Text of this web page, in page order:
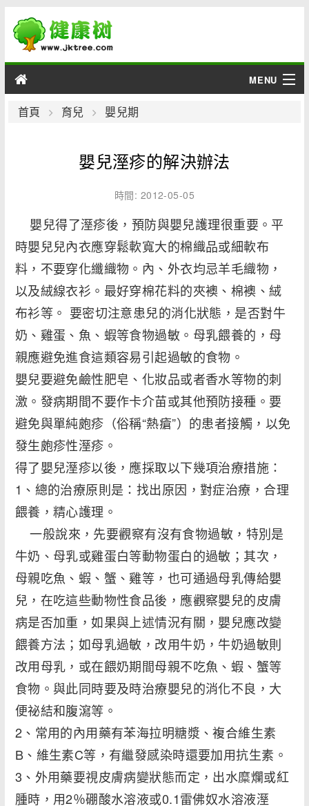
MENU
男性
綜合
疾病
首頁 育兒 嬰兒期
嬰兒溼疹的解決辦法
時間: 2012-05-05
嬰兒得了溼疹後，預防與嬰兒護理很重要。平
時嬰兒兒內衣應穿鬆軟寬大的棉織品或細軟布
料，不要穿化纖織物。內、外衣均忌羊毛織物，
以及絨線衣衫。最好穿棉花料的夾襖、棉襖、絨
布衫等。 要密切注意患兒的消化狀態，是否對牛
奶、雞蛋、魚、蝦等食物過敏。母乳餵養的，母
親應避免進食這類容易引起過敏的食物。
嬰兒要避免鹼性肥皂、化妝品或者香水等物的刺
激。發病期間不要作卡介苗或其他預防接種。要
避免與單純皰疹（俗稱“熱瘡”）的患者接觸，以免
發生皰疹性溼疹。
得了嬰兒溼疹以後，應採取以下幾項治療措施：
1、總的治療原則是：找出原因，對症治療，合理
餵養，精心護理。
一般說來，先要觀察有沒有食物過敏，特別是
牛奶、母乳或雞蛋白等動物蛋白的過敏；其次，
母親吃魚、蝦、蟹、雞等，也可通過母乳傳給嬰
兒，在吃這些動物性食品後，應觀察嬰兒的皮膚
病是否加重，如果與上述情況有關，嬰兒應改變
餵養方法；如母乳過敏，改用牛奶，牛奶過敏則
改用母乳，或在餵奶期間母親不吃魚、蝦、蟹等
食物。與此同時要及時治療嬰兒的消化不良，大
便祕結和腹瀉等。
2、常用的內用藥有苯海拉明糖漿、複合維生素
B、維生素C等，有繼發感染時還要加用抗生素。
3、外用藥要視皮膚病變狀態而定，出水糜爛或紅
腫時，用2％硼酸水溶液或0.1雷佛奴水溶液溼